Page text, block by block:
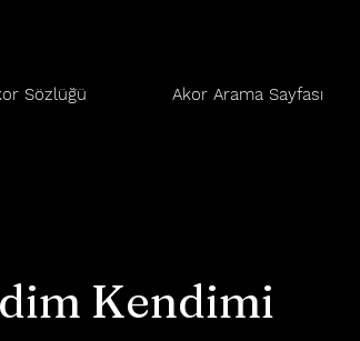
Sözlüğü Akor Arama Sayfası
Kendimi